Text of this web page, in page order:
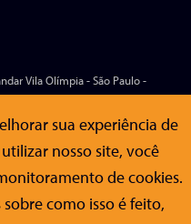
Vila Olímpia - São Paulo -
direitos reservados
sua experiência de
nosso site, você
de cookies.
como isso é feito,